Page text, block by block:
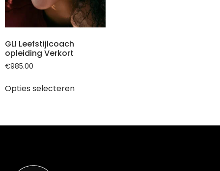
GLI Leefstijlcoach
opleiding Verkort
€985.00
Opties selecteren